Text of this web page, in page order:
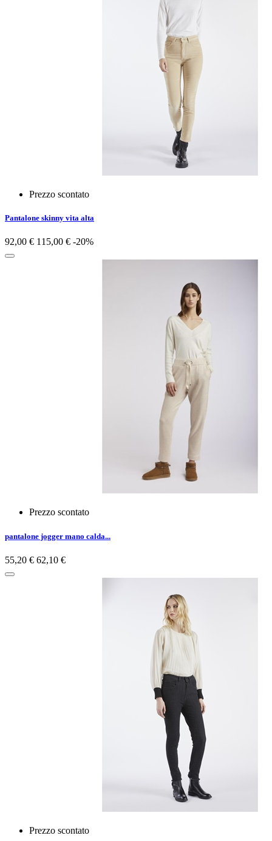
Prezzo scontato
Pantalone skinny vita alta
92,00 € 115,00 € -20%
Prezzo scontato
pantalone jogger mano calda...
55,20 € 62,10 €
Prezzo scontato